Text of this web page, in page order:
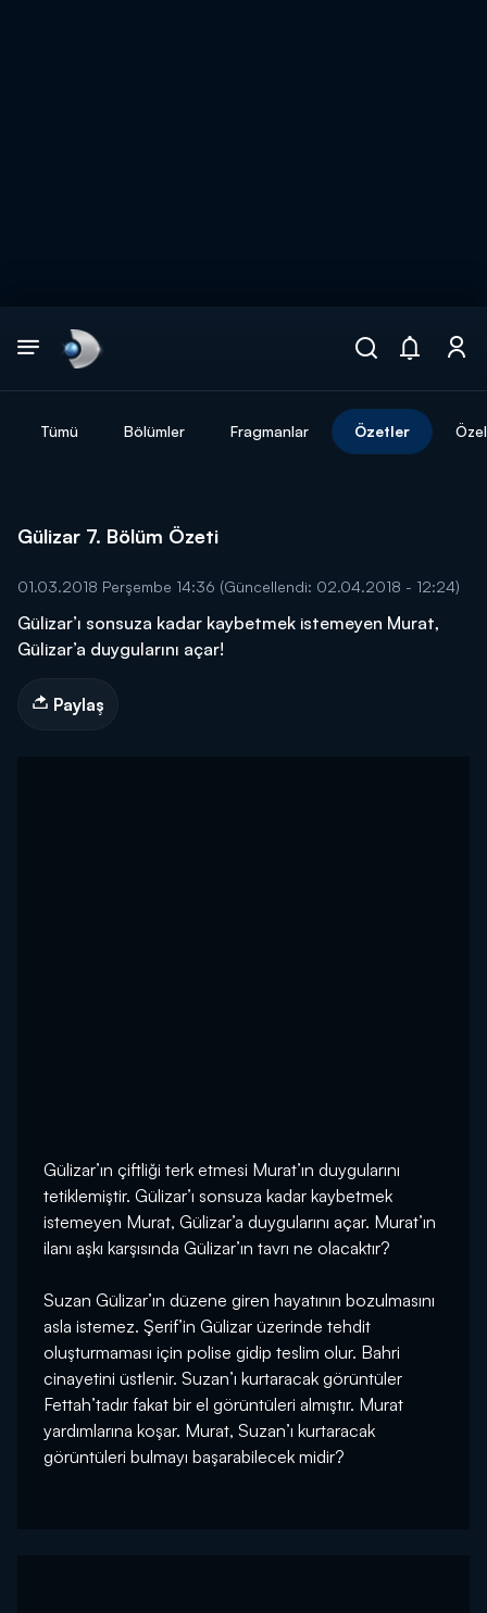
Tümü Bölümler Fragmanlar Özetler
Gülizar 7. Bölüm Özeti
01.03.2018 Perşembe 14:36 (Güncellendi: 02.04.2018 - 12:24)
Gülizar’ı sonsuza kadar kaybetmek istemeyen Murat,
Gülizar’a duygularını açar!
Paylaş
Gülizar’ın çiftliği terk etmesi Murat’ın duygularını
tetiklemiştir. Gülizar’ı sonsuza kadar kaybetmek
istemeyen Murat, Gülizar’a duygularını açar. Murat’ın
ilanı aşkı karşısında Gülizar’ın tavrı ne olacaktır?
Suzan Gülizar’ın düzene giren hayatının bozulmasını
asla istemez. Şerif’in Gülizar üzerinde tehdit
oluşturmaması için polise gidip teslim olur. Bahri
cinayetini üstlenir. Suzan’ı kurtaracak görüntüler
Fettah’tadır fakat bir el görüntüleri almıştır. Murat
yardımlarına koşar. Murat, Suzan’ı kurtaracak
görüntüleri bulmayı başarabilecek midir?